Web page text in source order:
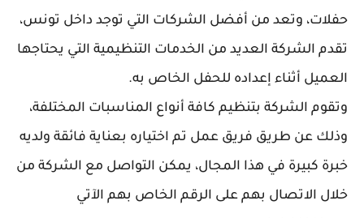
حفلات، وتعد من أفضل الشركات التي توجد داخل تونس،
تقدم الشركة العديد من الخدمات التنظيمية التي يحتاجها
العميل أثناء إعداده للحفل الخاص به.
وتقوم الشركة بتنظيم كافة أنواع المناسبات المختلفة،
وذلك عن طريق فريق عمل تم اختياره بعناية فائقة ولديه
خبرة كبيرة في هذا المجال، يمكن التواصل مع الشركة من
خلال الاتصال بهم على الرقم الخاص بهم الآتي